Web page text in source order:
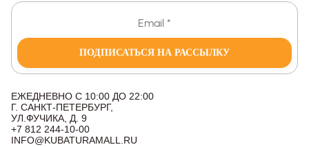
ПОДПИСАТЬСЯ НА РАССЫЛКУ
ЕЖЕДНЕВНО С 10:00 ДО 22:00
Г. САНКТ-ПЕТЕРБУРГ,
УЛ.ФУЧИКА, Д. 9
+7 812 244-10-00
INFO@KUBATURAMALL.RU